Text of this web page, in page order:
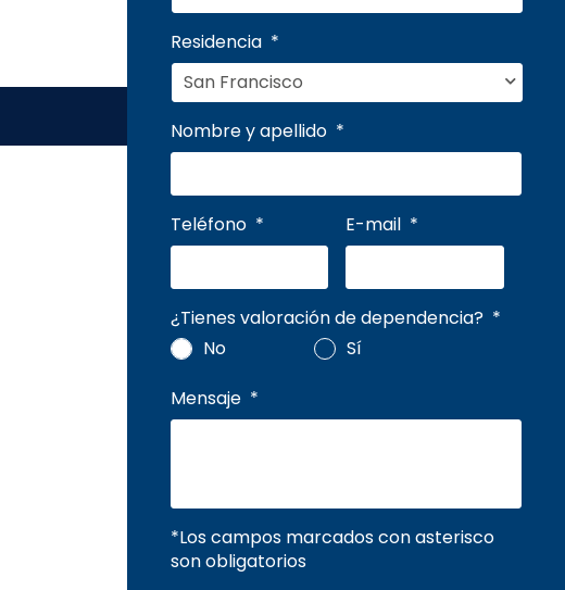
Residencia *
Nombre y apellido *
Teléfono * E-mail *
¿Tienes valoración de dependencia? *
No
Sí
Mensaje *
*Los campos marcados con asterisco
son obligatorios